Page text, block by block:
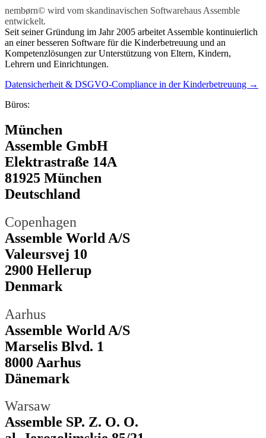
nembørn© wird vom skandinavischen Softwarehaus Assemble
entwickelt.
Seit seiner Gründung im Jahr 2005 arbeitet Assemble kontinuierlich
an einer besseren Software für die Kinderbetreuung und an
Kompetenzlösungen zur Unterstützung von Eltern, Kindern,
Lehrern und Einrichtungen.
Datensicherheit & DSGVO-Compliance in der Kinderbetreuung →
Büros:
München
Assemble GmbH
Elektrastraße 14A
81925 München
Deutschland
Copenhagen
Assemble World A/S
Valeursvej 10
2900 Hellerup
Denmark
Aarhus
Assemble World A/S
Marselis Blvd. 1
8000 Aarhus
Dänemark
Warsaw
Assemble SP. Z. O. O.